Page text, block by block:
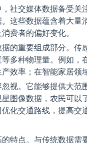
社交媒体数据备受关
这些数据蕴含着大
费者的偏好变化。
的重要组成部分。
多种物理量。例如
效率；在智能家居领
视。它能够提供大
图像数据，农民可
化交通路线，提高交
特点。与传统数据